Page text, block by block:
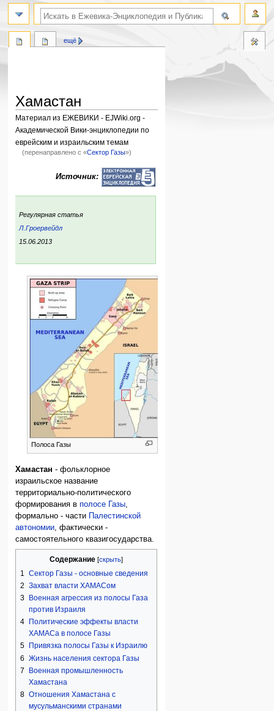
Хамастан
Материал из ЕЖЕВИКИ - EJWiki.org -
Академической Вики-энциклопедии по
еврейским и израильским темам
(перенаправлено с «Сектор Газы»)
Источник:
Регулярная статья
Л.Гроервейдл
15.06.2013
Полоса Газы
Хамастан - фольклорное
израильское название
территориально-политического
формирования вполосе Газы
формально - части Палестинской
автономии , фактически -
самостоятельного квазигосударства.
Содержание
1
Сектор Газы - основные сведения
2 Захват власти ХАМАСом
3
Военная агрессия из полосы Газа
против Израиля
4
Политические эффекты власти
ХАМАСа в полосе Газы
5
Привязка полосы Газы к Израилю
6 Жизнь населения сектора Газы
7
Военная промышленность
Хамастана
8 Отношения Хамастана с
мусульманскими странами
ещё
поиск по словам